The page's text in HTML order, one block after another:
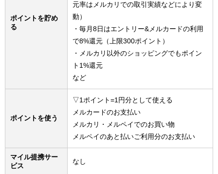
ポイントを貯め
る
元率はメルカリでの取引実績などにより変
動）
・毎月8日はエントリー&メルカードの利用
で8%還元（上限300ポイント）
・メルカリ以外のショッピングでもポイン
ト1%還元
など
ポイントを使う
▽1ポイント=1円分として使える
メルカードのお支払い
メルカリ・メルペイでのお買い物
メルペイのあと払いご利用分のお支払い
マイル提携サー
ビス
なし